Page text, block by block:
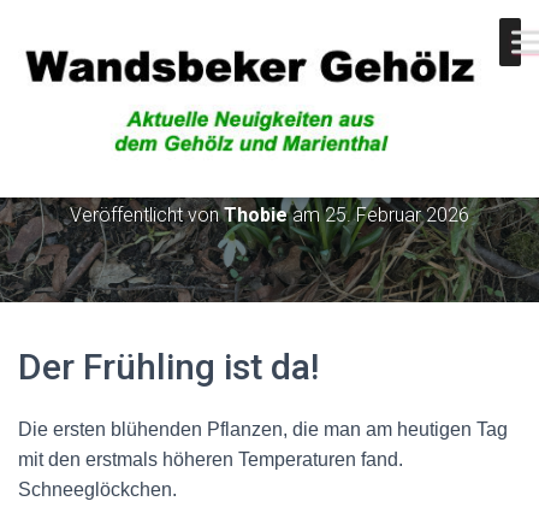
Veröffentlicht vonThobieam25. Februar 2026
Der Frühling ist da!
Die ersten blühenden Pflanzen, die man am heutigen Tag
mit den erstmals höheren Temperaturen fand.
Schneeglöckchen.